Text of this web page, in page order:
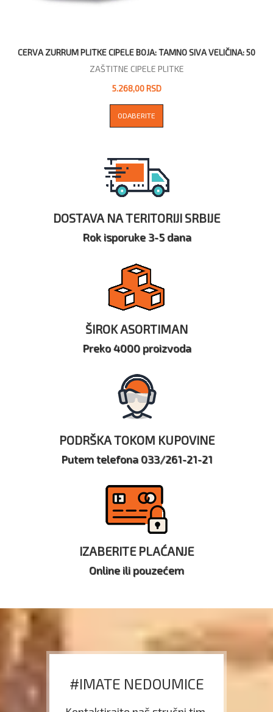
CERVA ZURRUM PLITKE CIPELE BOJA: TAMNO SIVA VELIČINA: 50
ZAŠTITNE CIPELE PLITKE
5.268,00 RSD
ODABERITE
DOSTAVA NA TERITORIJI SRBIJE
Rok isporuke 3-5 dana
ŠIROK ASORTIMAN
Preko 4000 proizvoda
PODRŠKA TOKOM KUPOVINE
Putem telefona 033/261-21-21
IZABERITE PLAĆANJE
Online ili pouzećem
#IMATE NEDOUMICE